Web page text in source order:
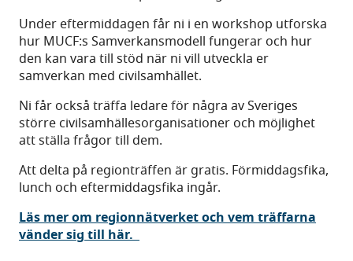
Under eftermiddagen får ni i en workshop utforska
hur MUCF:s Samverkansmodell fungerar och hur
den kan vara till stöd när ni vill utveckla er
samverkan med civilsamhället.
Ni får också träffa ledare för några av Sveriges
större civilsamhällesorganisationer och möjlighet
att ställa frågor till dem.
Att delta på regionträffen är gratis. Förmiddagsfika,
lunch och eftermiddagsfika ingår.
Läs mer om regionnätverket och vem träffarna
vänder sig till här.